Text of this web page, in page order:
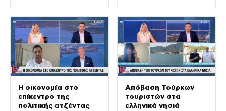
Η οικονομία στο
επίκεντρο της
πολιτικής ατζέντας
Απόβαση Τούρκων
τουριστών στα
ελληνικά νησιά